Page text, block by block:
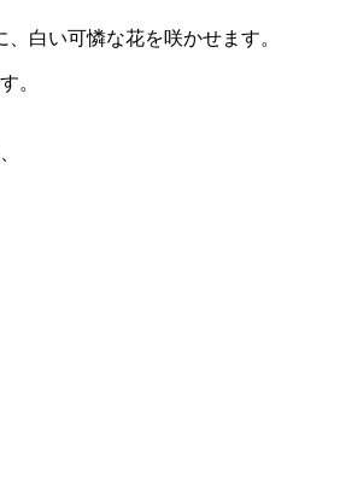
白い可憐な花を咲かせます。
。